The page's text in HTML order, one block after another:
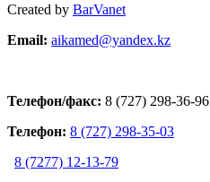
Created by BarVanet
Email: aikamed@yandex.kz
Телефон/факс: 8 (727) 298-36-96
Телефон: 8 (727) 298-35-03
8 (7277) 12-13-79